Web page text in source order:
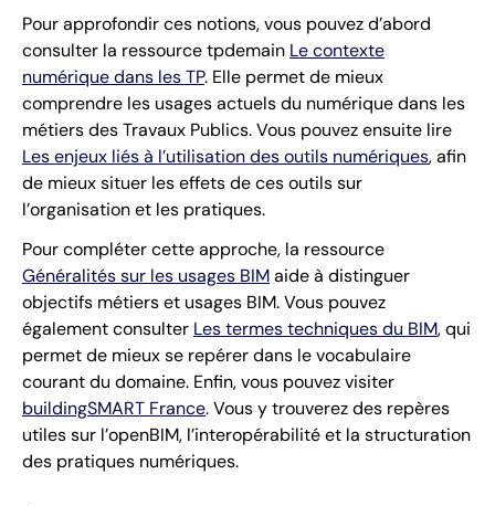
Pour approfondir ces notions, vous pouvez d’abord
consulter la ressource tpdemain Le contexte
numérique dans les TP. Elle permet de mieux
comprendre les usages actuels du numérique dans les
métiers des Travaux Publics. Vous pouvez ensuite lire
Les enjeux liés à l’utilisation des outils numériques, afin
de mieux situer les effets de ces outils sur
l’organisation et les pratiques.
Pour compléter cette approche, la ressource
Généralités sur les usages BIMaide à distinguer
objectifs métiers et usages BIM. Vous pouvez
également consulter Les termes techniques du BIM, qui
permet de mieux se repérer dans le vocabulaire
courant du domaine. Enfin, vous pouvez visiter
buildingSMART France. Vous y trouverez des repères
utiles sur l’openBIM, l’interopérabilité et la structuration
des pratiques numériques.